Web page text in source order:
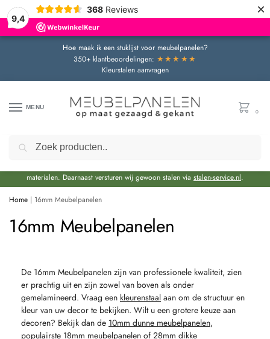
9,4
368 Reviews ×
Hoe maak ik een stuklijst voor meubelpanelen?
350+ klantbeoordelingen: ★★★★★
Kleurstalen aanvragen
MENU
0
Door de bouwvakperiode geldt momenteel een extra levertijd van circa 3 weken
materialen. Daarnaast versturen wij gewoon stalen via stalen-service.nl.
Home | 16mm Meubelpanelen
16mm Meubelpanelen
De 16mm Meubelpanelen zijn van professionele kwaliteit, zien
er prachtig uit en zijn zowel van boven als onder
gemelamineerd. Vraag een kleurenstaal aan om de structuur en
kleur van uw decor te bekijken. Wilt u een grotere keuze aan
decoren? Bekijk dan de 10mm dunne meubelpanelen,
populairste 18mm meubelpanelen of 28mm dikke